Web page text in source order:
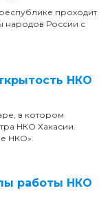
проходит
народов России с
НКО
в котором
НКО Хакасии.
НКО».
работы НКО